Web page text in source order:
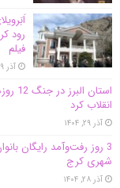
رود
فیلم
آذر ۲۹, ۱۴۰۴
انقلاب کرد
آذر ۲۹, ۱۴۰۴
3 روز رفت‌وآمد رایگان
شهری کرج
آذر ۲۸, ۱۴۰۴